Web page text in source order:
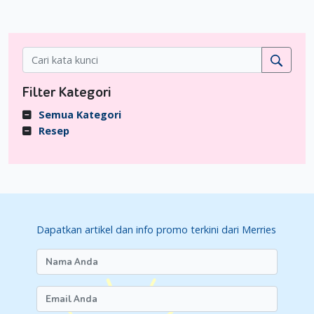
4. Gunakan Perlengkapan Menyusui
Seperti perawatan bayi baru lahir
lainnya, menyusui juga
memerlukan berbagai peralatan. Untuk menyusui, Moms
disarankan mengenakan brakhusus yang memiliki kancing
atau kait di bagian depan yang bisa dibuka. Pastikan ukuran
bra-nya pas supaya Moms bisa menyusui dengan nyaman
pada bagian depan puting untuk mencegah kebocoran ASI
menggunakan baju menyusui atau apron menyusui sangat
disarankan karena bisa memudahkan Moms dalam menyusui.
Untuk Si Kecil, pastikan ia memakai popok yang bisa
membuatnya nyaman selama menyusui seperti halnya popok
Merries Premium Tape. Popok Merries ini memiliki tiga
Filter Kategori
Semua Kategori
Resep
Dapatkan artikel dan info promo terkini dari Merries